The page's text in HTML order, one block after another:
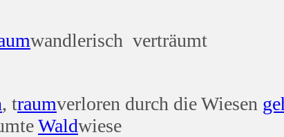
wandlerisch verträumt
, traumverloren durch die Wiesen
Waldwiese